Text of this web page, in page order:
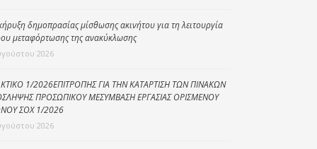
δημοπρασίας μίσθωσης ακινήτου για τη λειτουργία
μεταφόρτωσης της ανακύκλωσης
2026
1/2026ΕΠΙΤΡΟΠΗΣ ΓΙΑ ΤΗΝ ΚΑΤΑΡΤΙΣΗ ΤΩΝ ΠΙΝΑΚΩΝ
ΠΡΟΣΩΠΙΚΟΥ ΜΕΣΥΜΒΑΣΗ ΕΡΓΑΣΙΑΣ ΟΡΙΣΜΕΝΟΥ
ΣΟΧ 1/2026
2026